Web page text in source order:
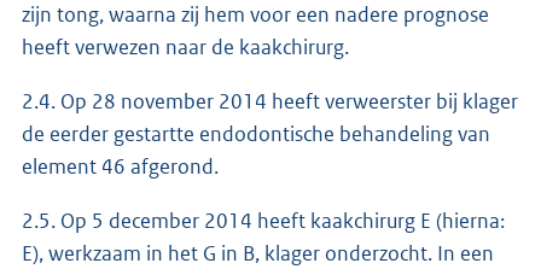
zijn tong, waarna zij hem voor een nadere prognose
heeft verwezen naar de kaakchirurg.
2.4. Op 28 november 2014 heeft verweerster bij klager
de eerder gestartte endodontische behandeling van
element 46 afgerond.
2.5. Op 5 december 2014 heeft kaakchirurg E (hierna:
E), werkzaam in het G in B, klager onderzocht. In een